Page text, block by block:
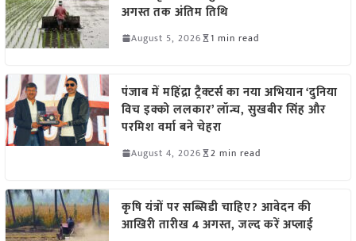
अगस्त तक अंतिम तिथि
August 5, 2026 1 min read
पंजाब में महिंद्रा ट्रैक्टर्स का नया अभियान ‘दुनिया
विच इक्को ललकार’ लॉन्च, सुखबीर सिंह और
परमिश वर्मा बने चेहरा
August 4, 2026 2 min read
कृषि यंत्रों पर सब्सिडी चाहिए? आवेदन की
आखिरी तारीख 4 अगस्त, जल्द करें अप्लाई